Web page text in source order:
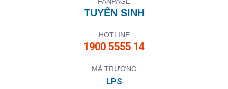
TUYỂN SINH
HOTLINE
1900 5555 14
MÃ TRƯỜNG
LPS